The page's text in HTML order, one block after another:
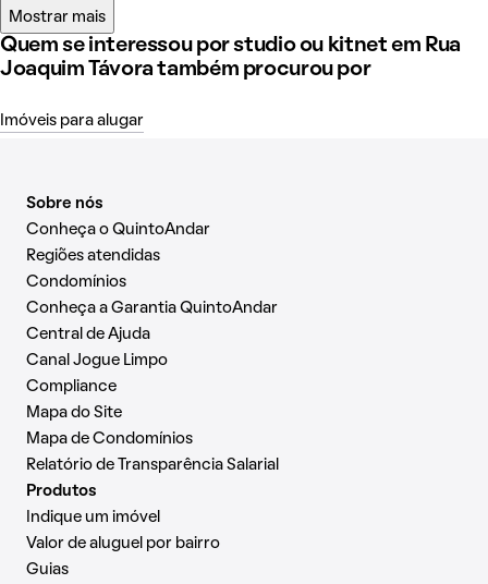
Mostrar mais
Quem se interessou por studio ou kitnet em Rua
Joaquim Távora também procurou por
Imóveis para alugar
Sobre nós
Conheça o QuintoAndar
Regiões atendidas
Condomínios
Conheça a Garantia QuintoAndar
Central de Ajuda
Canal Jogue Limpo
Compliance
Mapa do Site
Mapa de Condomínios
Relatório de Transparência Salarial
Produtos
Indique um imóvel
Valor de aluguel por bairro
Guias